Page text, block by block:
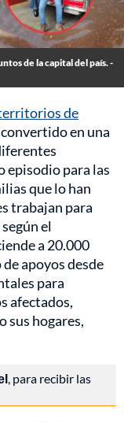
de la capital del país. -
de
en una
episodio para las
que lo han
trabajan para
el
a 20.000
apoyos desde
para
afectados,
sus hogares,
, para recibir las